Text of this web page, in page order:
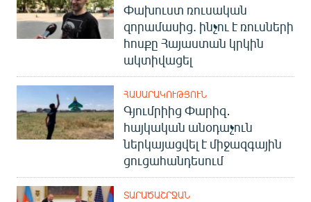
Փախուստ ռուսական
զորամասից. ինչու է ռուսների
հոսքը Հայաստան կրկին
ակտիվացել
ՀԱՍԱՐԱԿՈՒԹՅՈՒՆ
Գյումրիից Փարիզ․
հայկական անօդաչուն
ներկայացվել է միջազգային
ցուցահանդեսում
ՏԱՐԱԾԱՇՐՋԱՆ